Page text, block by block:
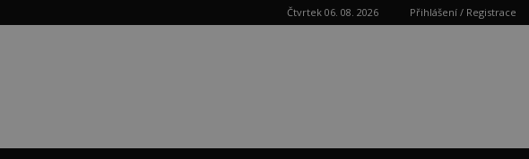
Čtvrtek 06. 08. 2026 Přihlášení / Registrace